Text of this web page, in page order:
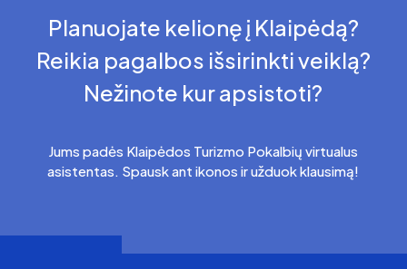
Planuojate kelionę į Klaipėdą?
Reikia pagalbos išsirinkti veiklą?
Nežinote kur apsistoti?
Jums padės Klaipėdos Turizmo Pokalbių virtualus
asistentas. Spausk ant ikonos ir užduok klausimą!